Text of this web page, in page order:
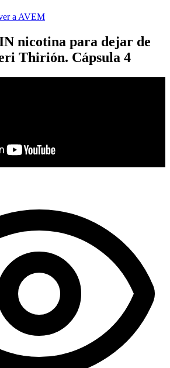
a AVEM
nicotina para dejar de
Thirión. Cápsula 4